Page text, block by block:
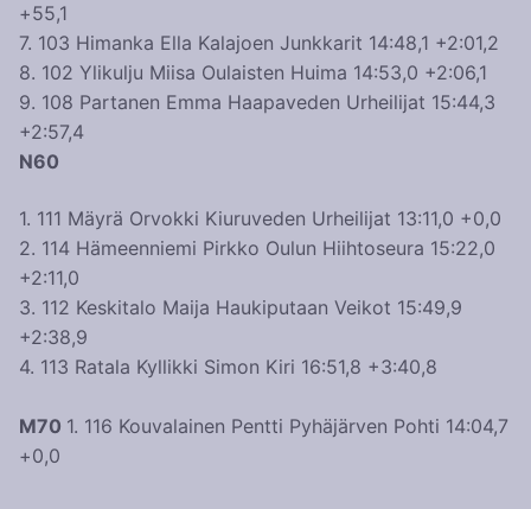
+55,1
7. 103 Himanka Ella Kalajoen Junkkarit 14:48,1 +2:01,2
8. 102 Ylikulju Miisa Oulaisten Huima 14:53,0 +2:06,1
9. 108 Partanen Emma Haapaveden Urheilijat 15:44,3
+2:57,4
N60
1. 111 Mäyrä Orvokki Kiuruveden Urheilijat 13:11,0 +0,0
2. 114 Hämeenniemi Pirkko Oulun Hiihtoseura 15:22,0
+2:11,0
3. 112 Keskitalo Maija Haukiputaan Veikot 15:49,9
+2:38,9
4. 113 Ratala Kyllikki Simon Kiri 16:51,8 +3:40,8
M70 1. 116 Kouvalainen Pentti Pyhäjärven Pohti 14:04,7
+0,0